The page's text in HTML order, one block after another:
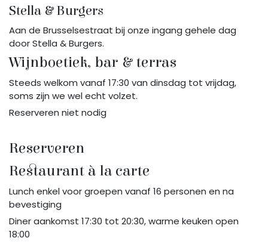
Stella & Burgers
Aan de Brusselsestraat bij onze ingang gehele dag
door Stella & Burgers.
Wijnboetiek, bar & terras
Steeds welkom vanaf 17:30 van dinsdag tot vrijdag,
soms zijn we wel echt volzet.
Reserveren niet nodig
Reserveren
Restaurant à la carte
Lunch enkel voor groepen vanaf 16 personen en na
bevestiging
Diner aankomst 17:30 tot 20:30, warme keuken open
18:00